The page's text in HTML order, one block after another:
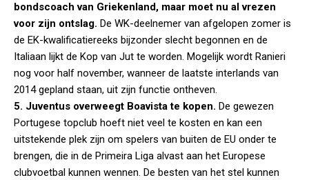
bondscoach van Griekenland, maar moet nu al vrezen
voor zijn ontslag. De WK-deelnemer van afgelopen zomer is
de EK-kwalificatiereeks bijzonder slecht begonnen en de
Italiaan lijkt de Kop van Jut te worden. Mogelijk wordt Ranieri
nog voor half november, wanneer de laatste interlands van
2014 gepland staan, uit zijn functie ontheven.
5. Juventus overweegt Boavista te kopen. De gewezen
Portugese topclub hoeft niet veel te kosten en kan een
uitstekende plek zijn om spelers van buiten de EU onder te
brengen, die in de Primeira Liga alvast aan het Europese
clubvoetbal kunnen wennen. De besten van het stel kunnen